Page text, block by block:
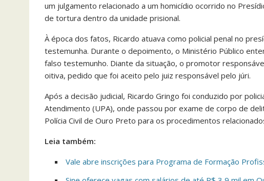
um julgamento relacionado a um homicídio ocorrido no
de tortura dentro da unidade prisional.
À época dos fatos, Ricardo atuava como policial penal no
testemunha. Durante o depoimento, o Ministério Público
falso testemunho. Diante da situação, o promotor
oitiva, pedido que foi aceito pelo juiz responsável pelo júri.
Após a decisão judicial, Ricardo Gringo foi conduzido por
Atendimento (UPA), onde passou por exame de corpo de
Polícia Civil de Ouro Preto para os procedimentos
Leia também:
Vale abre inscrições para Programa de Formação